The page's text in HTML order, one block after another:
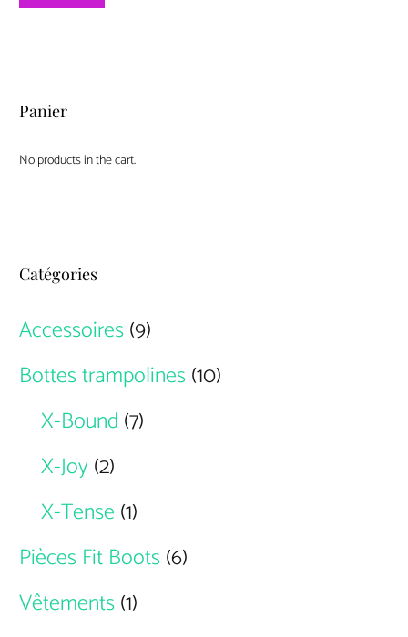
Panier
No products in the cart.
Catégories
Accessoires(9)
Bottes trampolines(10)
X-Bound (7)
X-Joy (2)
X-Tense (1)
Pièces Fit Boots(6)
Vêtements(1)